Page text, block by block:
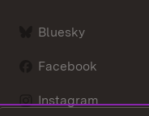
Bluesky
Facebook
Instagram